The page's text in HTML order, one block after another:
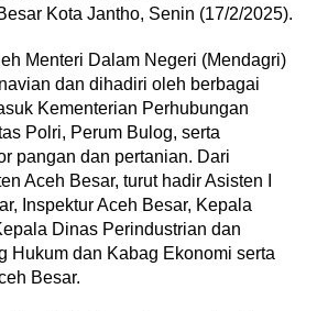
Kota Jantho, Senin (17/2/2025).
Menteri Dalam Negeri (Mendagri)
dan dihadiri oleh berbagai
Kementerian Perhubungan
Polri, Perum Bulog, serta
pangan dan pertanian. Dari
Aceh Besar, turut hadir Asisten I
Inspektur Aceh Besar, Kepala
Dinas Perindustrian dan
Hukum dan Kabag Ekonomi serta
Besar.